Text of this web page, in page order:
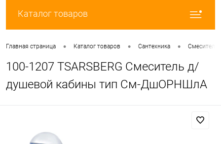
Каталог товаров
Главная страница • Каталог товаров • Сантехника • Смесители
100-1207 TSARSBERG Смеситель д/
душевой кабины тип См-ДшОРНШлА